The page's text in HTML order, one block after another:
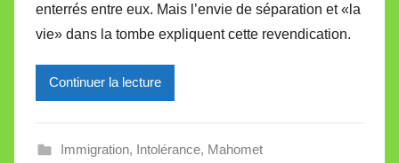
r
i
l
e
enterrés entre eux. Mais l’envie de séparation et «la
vie» dans la tombe expliquent cette revendication.
Continuer la lecture
Immigration, Intolérance, Mahomet